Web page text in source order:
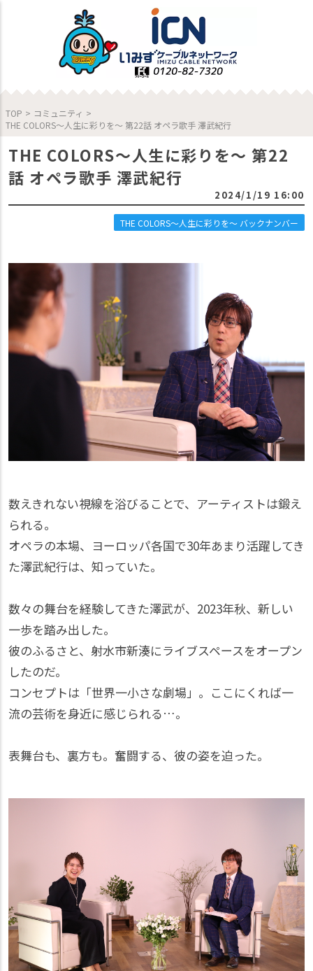
TOP > コミュニティ >
THE COLORS～人生に彩りを～ 第22話 オペラ歌手 澤武紀行
THE COLORS～人生に彩りを～ 第22
話 オペラ歌手 澤武紀行
2024/1/19 16:00
THE COLORS～人生に彩りを～ バックナンバー
数えきれない視線を浴びることで、アーティストは鍛え
られる。
オペラの本場、ヨーロッパ各国で30年あまり活躍してき
た澤武紀行は、知っていた。
数々の舞台を経験してきた澤武が、2023年秋、新しい
一歩を踏み出した。
彼のふるさと、射水市新湊にライブスペースをオープン
したのだ。
コンセプトは「世界一小さな劇場」。ここにくれば一
流の芸術を身近に感じられる…。
表舞台も、裏方も。奮闘する、彼の姿を迫った。